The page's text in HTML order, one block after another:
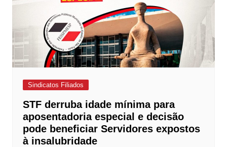
Sindicatos Filiados
STF derruba idade mínima para
aposentadoria especial e decisão
pode beneficiar Servidores expostos
à insalubridade